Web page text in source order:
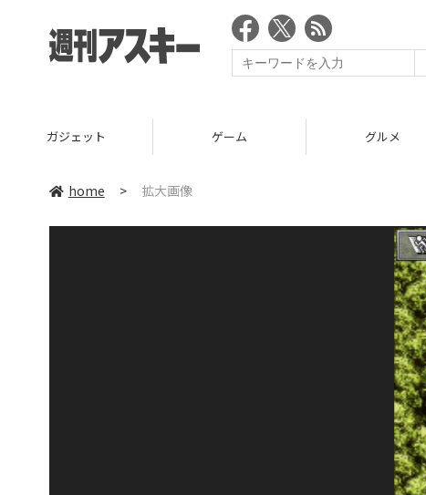
ガジェット ゲーム グルメ
home > 拡大画像